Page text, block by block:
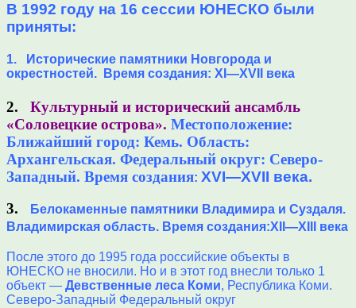
В 1992 году на 16 сессии ЮНЕСКО были
приняты:
1.
Исторические памятники Новгорода и
окрестностей.
Время создания: XI—XVII века
2. Культурный и исторический ансамбль
«Соловецкие острова». Местоположение:
Ближайший город: Кемь. Область:
Архангельская. Федеральный округ: Северо-
Западный. Время создания: XVI—XVII века.
3.
Белокаменные памятники Владимира и Суздаля.
Владимирская область. Время создания:XII—XIII века
После этого до 1995 года российские объекты в
ЮНЕСКО не вносили. Но и в этот год внесли только 1
объект — Девственные леса Коми, Республика Коми.
Северо-Западный Федеральный округ